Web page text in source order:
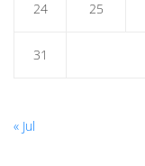
24 25
31
« Jul